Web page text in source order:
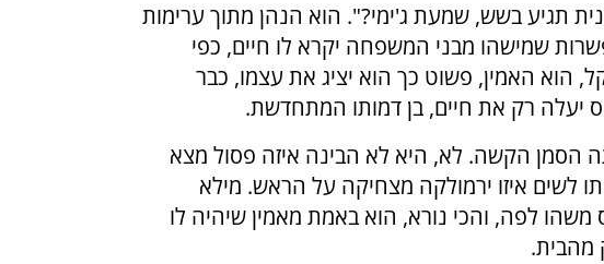
תגיע בשש, שמעת ג'ימי?". הוא הנהן מתוך ערימות
שמישהו מבני המשפחה יקרא לו חיים, כפי
הוא האמין, פשוט כך הוא יציג את עצמו, כבר
יעלה רק את חיים, בן דמותו המתחדשת.
הסמן הקשה. לא, היא לא הבינה איזה פסול מצא
לשים איזו ירמולקה מצחיקה על הראש. מילא
לפה, והכי נורא, הוא באמת מאמין שיהיה לו
מהבית.